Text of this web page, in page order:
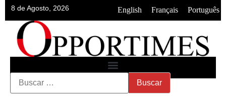
8 de Agosto, 2026 English Français Português